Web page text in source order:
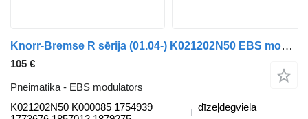
Knorr-Bremse R sērija (01.04-) K021202N50 EBS modulators paredzēts Scania P,G,R,T-series (2004-2017) kravas automašīnas
105 €
Pneimatika - EBS modulators
K021202N50 K000085 1754939
dīzeļdegviela